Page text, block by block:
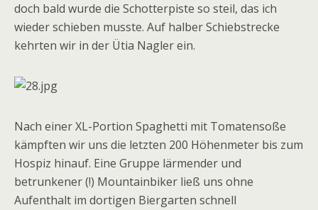
doch bald wurde die Schotterpiste so steil, das ich
wieder schieben musste. Auf halber Schiebstrecke
kehrten wir in der Ütia Nagler ein.
Nach einer XL-Portion Spaghetti mit Tomatensoße
kämpften wir uns die letzten 200 Höhenmeter bis zum
Hospiz hinauf. Eine Gruppe lärmender und
betrunkener (!) Mountainbiker ließ uns ohne
Aufenthalt im dortigen Biergarten schnell